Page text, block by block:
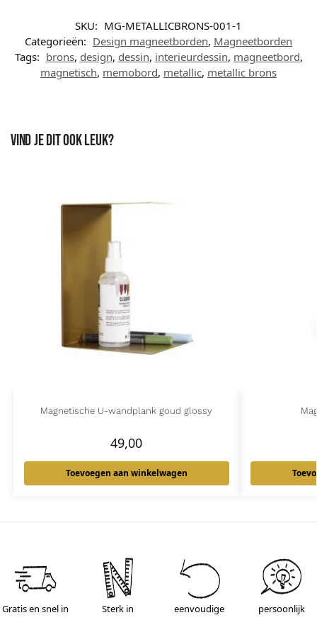
SKU: MG-METALLICBRONS-001-1
Categorieën: Design magneetborden, Magneetborden
Tags: brons, design, dessin, interieurdessin, magneetbord,
magnetisch, memobord, metallic, metallic brons
Vind je dit ook leuk?
Magnetische U-wandplank goud glossy
49,00
Toevoegen aan winkelwagen
Gratis en snel in
Sterk in
eenvoudige
persoonlijk